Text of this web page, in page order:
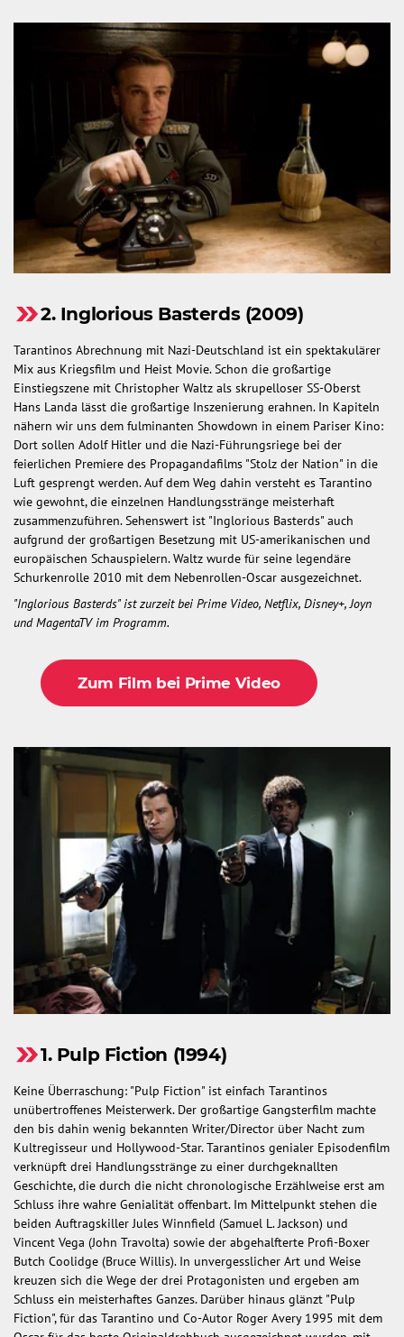
2. Inglorious Basterds (2009)
Tarantinos Abrechnung mit Nazi-Deutschland ist ein spektakulärer
Mix aus Kriegsfilm und Heist Movie. Schon die großartige
Einstiegszene mit Christopher Waltz als skrupelloser SS-Oberst
Hans Landa lässt die großartige Inszenierung erahnen. In Kapiteln
nähern wir uns dem fulminanten Showdown in einem Pariser Kino:
Dort sollen Adolf Hitler und die Nazi-Führungsriege bei der
feierlichen Premiere des Propagandafilms "Stolz der Nation" in die
Luft gesprengt werden. Auf dem Weg dahin versteht es Tarantino
wie gewohnt, die einzelnen Handlungsstränge meisterhaft
zusammenzuführen. Sehenswert ist "Inglorious Basterds" auch
aufgrund der großartigen Besetzung mit US-amerikanischen und
europäischen Schauspielern. Waltz wurde für seine legendäre
Schurkenrolle 2010 mit dem Nebenrollen-Oscar ausgezeichnet.
"Inglorious Basterds" ist zurzeit bei Prime Video, Netflix, Disney+, Joyn
und MagentaTV im Programm.
Zum Film bei Prime Video
1. Pulp Fiction (1994)
Keine Überraschung: "Pulp Fiction" ist einfach Tarantinos
unübertroffenes Meisterwerk. Der großartige Gangsterfilm machte
den bis dahin wenig bekannten Writer/Director über Nacht zum
Kultregisseur und Hollywood-Star. Tarantinos genialer Episodenfilm
verknüpft drei Handlungsstränge zu einer durchgeknallten
Geschichte, die durch die nicht chronologische Erzählweise erst am
Schluss ihre wahre Genialität offenbart. Im Mittelpunkt stehen die
beiden Auftragskiller Jules Winnfield (Samuel L. Jackson) und
Vincent Vega (John Travolta) sowie der abgehalfterte Profi-Boxer
Butch Coolidge (Bruce Willis). In unvergesslicher Art und Weise
kreuzen sich die Wege der drei Protagonisten und ergeben am
Schluss ein meisterhaftes Ganzes. Darüber hinaus glänzt "Pulp
Fiction", für das Tarantino und Co-Autor Roger Avery 1995 mit dem